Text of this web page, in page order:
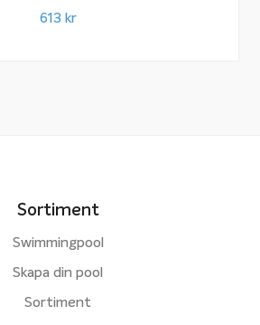
613 kr
Sortiment
Swimmingpool
Skapa din pool
Sortiment